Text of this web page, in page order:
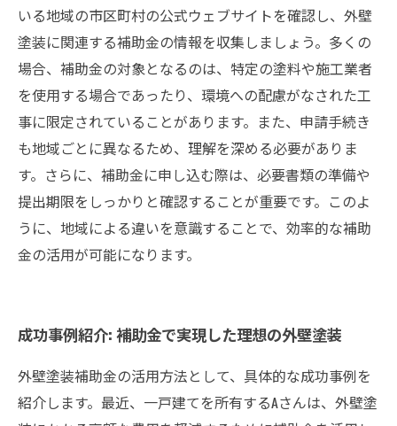
いる地域の市区町村の公式ウェブサイトを確認し、外壁
塗装に関連する補助金の情報を収集しましょう。多くの
場合、補助金の対象となるのは、特定の塗料や施工業者
を使用する場合であったり、環境への配慮がなされた工
事に限定されていることがあります。また、申請手続き
も地域ごとに異なるため、理解を深める必要がありま
す。さらに、補助金に申し込む際は、必要書類の準備や
提出期限をしっかりと確認することが重要です。このよ
うに、地域による違いを意識することで、効率的な補助
金の活用が可能になります。
成功事例紹介: 補助金で実現した理想の外壁塗装
外壁塗装補助金の活用方法として、具体的な成功事例を
紹介します。最近、一戸建てを所有するAさんは、外壁塗